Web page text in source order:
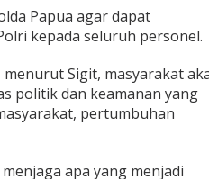
Papua agar dapat
kepada seluruh personel.
Sigit, masyarakat
politik dan keamanan yang
pertumbuhan
apa yang menjadi